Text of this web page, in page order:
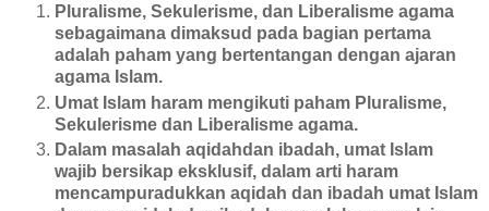
Pluralisme, Sekulerisme, dan Liberalisme agama
sebagaimana dimaksud pada bagian pertama
adalah paham yang bertentangan dengan ajaran
agama Islam.
Umat Islam haram mengikuti paham Pluralisme,
Sekulerisme dan Liberalisme agama.
Dalam masalah aqidahdan ibadah, umat Islam
wajib bersikap eksklusif, dalam arti haram
mencampuradukkan aqidah dan ibadah umat Islam